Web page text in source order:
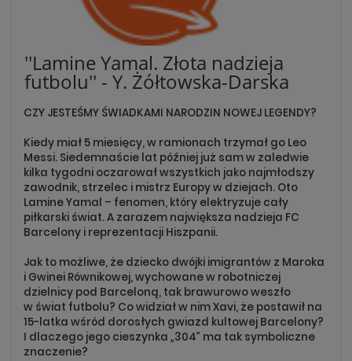
''Lamine Yamal. Złota nadzieja
futbolu'' - Y. Żółtowska-Darska
CZY JESTEŚMY ŚWIADKAMI NARODZIN NOWEJ LEGENDY?
Kiedy miał 5 miesięcy, w ramionach trzymał go Leo
Messi. Siedemnaście lat później już sam w zaledwie
kilka tygodni oczarował wszystkich jako najmłodszy
zawodnik, strzelec i mistrz Europy w dziejach. Oto
Lamine Yamal – fenomen, który elektryzuje cały
piłkarski świat. A zarazem największa nadzieja FC
Barcelony i reprezentacji Hiszpanii.
Jak to możliwe, że dziecko dwójki imigrantów z Maroka
i Gwinei Równikowej, wychowane w robotniczej
dzielnicy pod Barceloną, tak brawurowo weszło
w świat futbolu? Co widział w nim Xavi, że postawił na
15-latka wśród dorosłych gwiazd kultowej Barcelony?
I dlaczego jego cieszynka „304” ma tak symboliczne
znaczenie?